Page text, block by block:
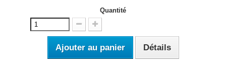
Quantité
Ajouter au panier Détails